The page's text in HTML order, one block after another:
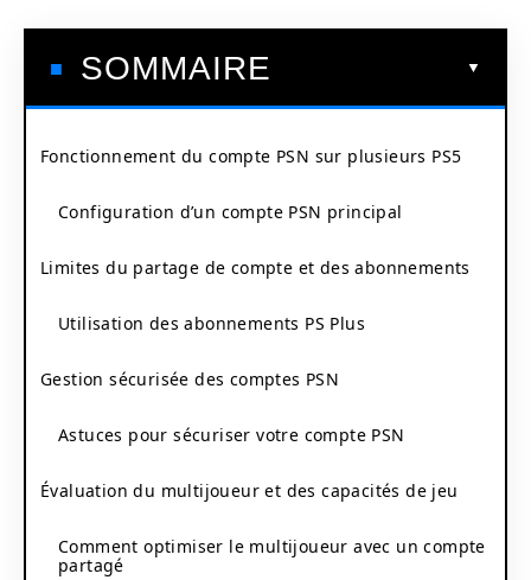
SOMMAIRE
Fonctionnement du compte PSN sur plusieurs PS5
Configuration d’un compte PSN principal
Limites du partage de compte et des abonnements
Utilisation des abonnements PS Plus
Gestion sécurisée des comptes PSN
Astuces pour sécuriser votre compte PSN
Évaluation du multijoueur et des capacités de jeu
Comment optimiser le multijoueur avec un compte
partagé